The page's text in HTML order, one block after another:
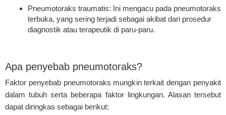
Pneumotoraks traumatis: Ini mengacu pada pneumotoraks
terbuka, yang sering terjadi sebagai akibat dari prosedur
diagnostik atau terapeutik di paru-paru.
Apa penyebab pneumotoraks?
Faktor penyebab pneumotoraks mungkin terkait dengan penyakit
dalam tubuh serta beberapa faktor lingkungan. Alasan tersebut
dapat diringkas sebagai berikut: